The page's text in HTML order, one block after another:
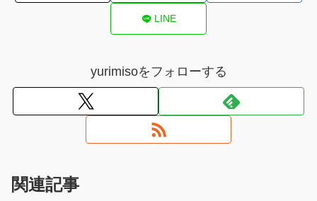
LINE
yurimisoをフォローする
関連記事